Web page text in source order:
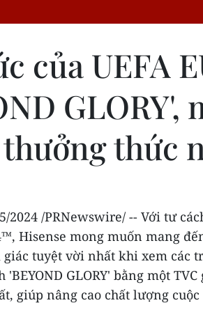
của UEFA
thức
2024 /PRNewswire/ -- Với tư
Hisense mong muốn mang
tuyệt vời nhất khi xem các
GLORY' bằng một
giúp nâng cao chất lượng cuộc